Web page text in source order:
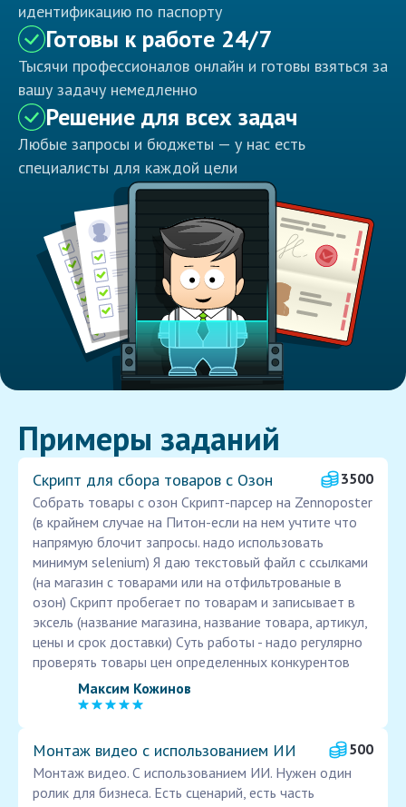
идентификацию по паспорту
Готовы к работе 24/7
Тысячи профессионалов онлайн и готовы взяться за
вашу задачу немедленно
Решение для всех задач
Любые запросы и бюджеты — у нас есть
специалисты для каждой цели
Примеры заданий
Скрипт для сбора товаров с Озон
3500
Собрать товары с озон Скрипт-парсер на Zennoposter
(в крайнем случае на Питон-если на нем учтите что
напрямую блочит запросы. надо использовать
минимум selenium) Я даю текстовый файл с ссылками
(на магазин с товарами или на отфильтрованые в
озон) Скрипт пробегает по товарам и записывает в
эксель (название магазина, название товара, артикул,
цены и срок доставки) Суть работы - надо регулярно
проверять товары цен определенных конкурентов
Максим Кожинов
Монтаж видео с использованием ИИ
500
Монтаж видео. С использованием ИИ. Нужен один
ролик для бизнеса. Есть сценарий, есть часть